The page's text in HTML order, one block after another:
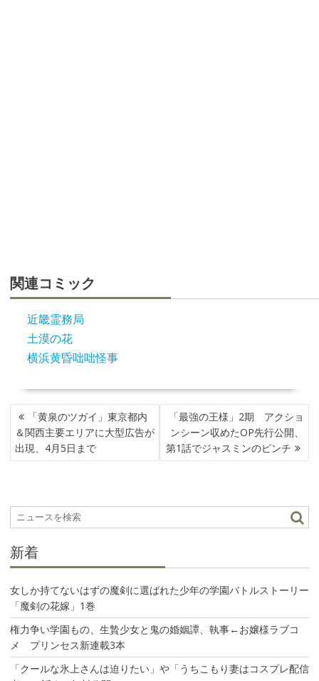
関連コミック
近畿霊務局
土漠の花
横浜黄昏咄咄怪事
投
稿
ナ
ビ
シ
ョ
「黄泉のツガイ」東京都内
＆関西主要エリアに大型広告が
出現、4月5日まで
「最強の王様」2期 アクショ
ンシーン収めたOP先行公開、
第1話でジャスミンのピンチ
新着
女しか持てないはずの魔剣に選ばれた少年の学園バトルストーリー
「魔剣の花嫁」1巻
権力争い学園もの、生贄少女と鬼の婚姻譚、執事←お嬢様ラブコ
メ プリンセス新連載3本
「クールな氷上さんは迫りたい」や「うちこもり妻はコスプレ配信